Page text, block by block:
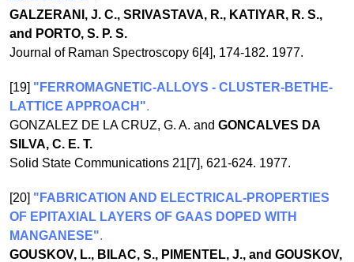
GALZERANI, J. C., SRIVASTAVA, R., KATIYAR, R. S.,
and PORTO, S. P. S.
Journal of Raman Spectroscopy 6[4], 174-182. 1977.
[19] "FERROMAGNETIC-ALLOYS - CLUSTER-BETHE-
LATTICE APPROACH".
GONZALEZ DE LA CRUZ, G. A. and GONCALVES DA
SILVA, C. E. T.
Solid State Communications 21[7], 621-624. 1977.
[20] "FABRICATION AND ELECTRICAL-PROPERTIES
OF EPITAXIAL LAYERS OF GAAS DOPED WITH
MANGANESE".
GOUSKOV, L., BILAC, S., PIMENTEL, J., and GOUSKOV,